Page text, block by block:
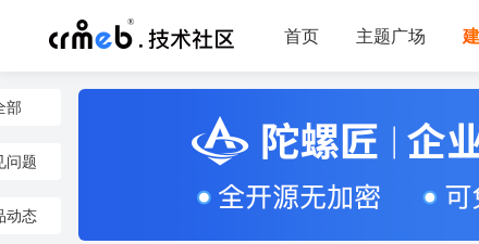
首页 主题广场
部
问题
动态